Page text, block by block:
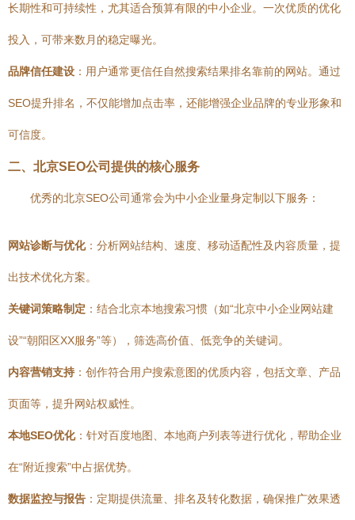
长期性和可持续性，尤其适合预算有限的中小企业。一次优质的优化
投入，可带来数月的稳定曝光。
品牌信任建设 ：用户通常更信任自然搜索结果排名靠前的网站。通过
SEO提升排名，不仅能增加点击率，还能增强企业品牌的专业形象和
可信度。
二、北京SEO公司提供的核心服务
优秀的北京SEO公司通常会为中小企业量身定制以下服务：
网站诊断与优化：分析网站结构、速度、移动适配性及内容质量，提
出技术优化方案。
关键词策略制定 ：结合北京本地搜索习惯（如“北京中小企业网站建
设”“朝阳区XX服务”等），筛选高价值、低竞争的关键词。
内容营销支持 ：创作符合用户搜索意图的优质内容，包括文章、产品
页面等，提升网站权威性。
本地SEO优化：针对百度地图、本地商户列表等进行优化，帮助企业
在“附近搜索”中占据优势。
数据监控与报告 ：定期提供流量、排名及转化数据，确保推广效果透